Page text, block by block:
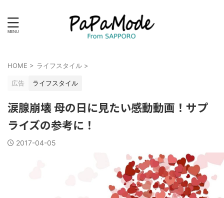
HOME > ライフスタイル >
広告 ライフスタイル
涙腺崩壊 母の日に見たい感動動画！サプ
ライズの参考に！
2017-04-05